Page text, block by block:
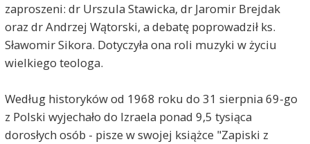
zaproszeni: dr Urszula Stawicka, dr Jaromir Brejdak
oraz dr Andrzej Wątorski, a debatę poprowadził ks.
Sławomir Sikora. Dotyczyła ona roli muzyki w życiu
wielkiego teologa.
Według historyków od 1968 roku do 31 sierpnia 69-go
z Polski wyjechało do Izraela ponad 9,5 tysiąca
dorosłych osób - pisze w swojej książce "Zapiski z